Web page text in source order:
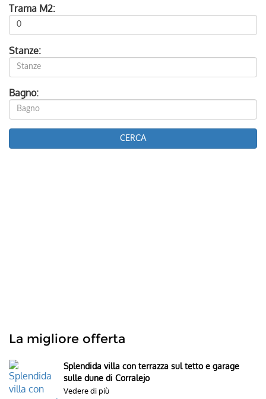
Trama M2:
Stanze:
Bagno:
La migliore offerta
Splendida villa con terrazza sul tetto e garage
sulle dune di Corralejo
Vedere di più